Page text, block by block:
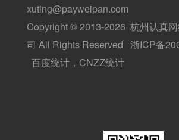
xuting@payweipan.com
Copyright © 2013-2026 杭州认真
司 All Rights Reserved 浙ICP备
百度统计，CNZZ统计